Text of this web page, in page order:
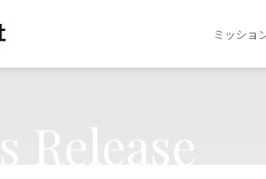
ミッショ